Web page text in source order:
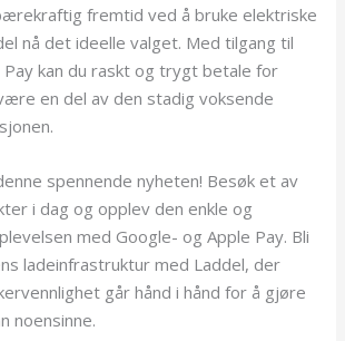
fremtid ved å bruke elektriske
nå det ideelle valget. Med tilgang til
Pay kan du raskt og trygt betale for
en del av den stadig voksende
spennende nyheten! Besøk et av
i dag og opplev den enkle og
med Google- og Apple Pay. Bli
ladeinfrastruktur med Laddel, der
går hånd i hånd for å gjøre
noensinne.